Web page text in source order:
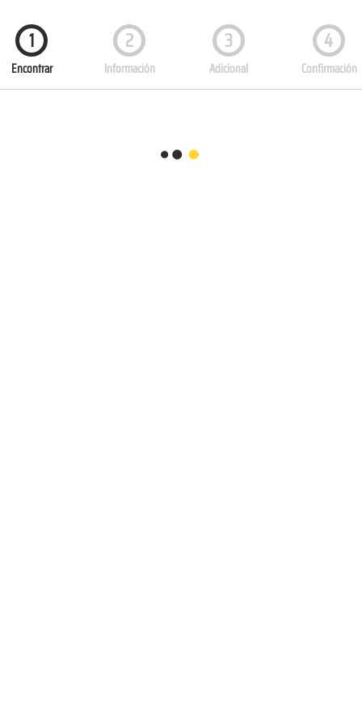
1
Encontrar
2
Información
3
Adicional
4
Confirmación